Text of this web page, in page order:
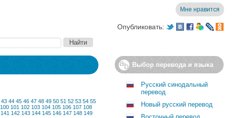
Мне нравится
Опубликовать:
43 44 45 46 47 48 49 50 51 52 53 54 55
100 101 102 103 104 105 106 107 108
141 142 143 144 145 146 147 148 149
Выбор перевода и языка
Русский синодальный
перевод
Новый русский перевод